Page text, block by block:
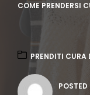
COME PRENDERSI
PRENDITI CURA
POSTED